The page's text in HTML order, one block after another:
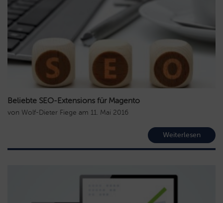
Beliebte SEO-Extensions für Magento
von Wolf-Dieter Fiege am 11. Mai 2016
Weiterlesen